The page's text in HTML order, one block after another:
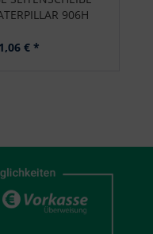
906H
€ *